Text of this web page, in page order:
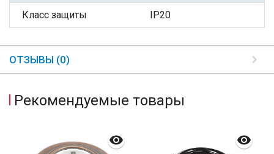
Класс защиты IP20
ОТЗЫВЫ (0)
Рекомендуемые товары